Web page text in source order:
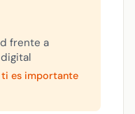
frente a
es importante